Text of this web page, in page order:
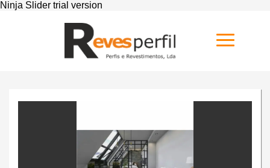
Novidades